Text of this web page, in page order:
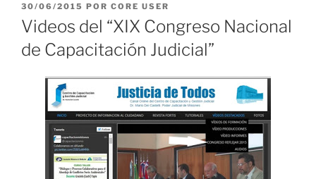
PUBLICADO
EL
30/06/2015 POR CORE USER
Videos del “XIX Congreso Nacional
de Capacitación Judicial”